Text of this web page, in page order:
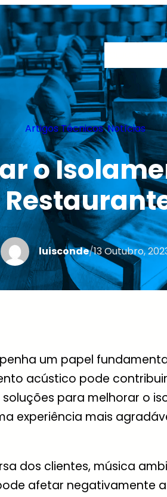
SOLUÇÕES PARA
Artigos Técnicos, Notícias
o
luisconde/13 Outubro,
um papel
acústico pode
para melhorar o
experiência mais
dos clientes, música
afetar negativamente